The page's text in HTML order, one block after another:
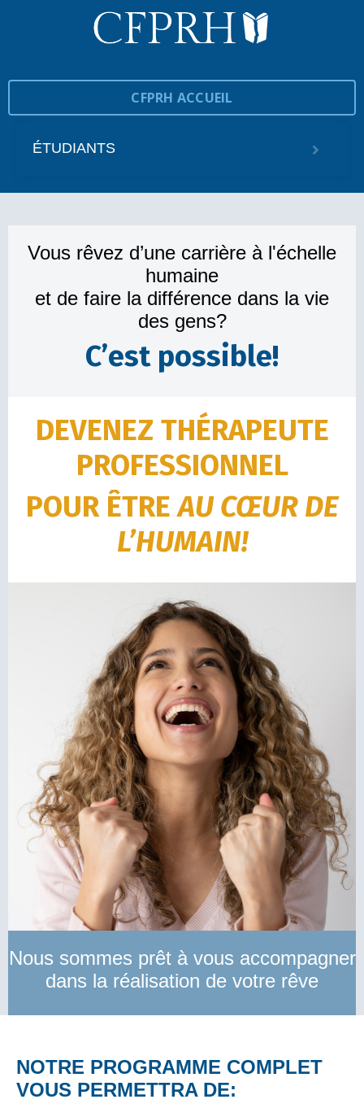
CFPRH ACCUEIL
ÉTUDIANTS
Vous rêvez d’une carrière à l'échelle
humaine
et de faire la différence dans la vie
des gens?
C’est possible!
DEVENEZ THÉRAPEUTE
PROFESSIONNEL
POUR ÊTREAU CŒUR DE
L’HUMAIN!
Nous sommes prêt à vous accompagner
dans la réalisation de votre rêve
NOTRE PROGRAMME COMPLET
VOUS PERMETTRA DE: